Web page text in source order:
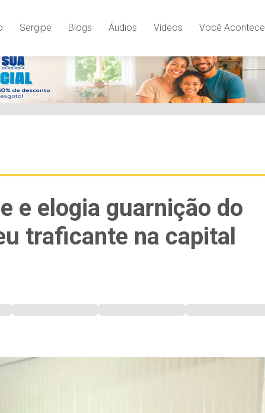
Sergipe Blogs Áudios Vídeos Você Acontece
e elogia guarnição do
traficante na capital